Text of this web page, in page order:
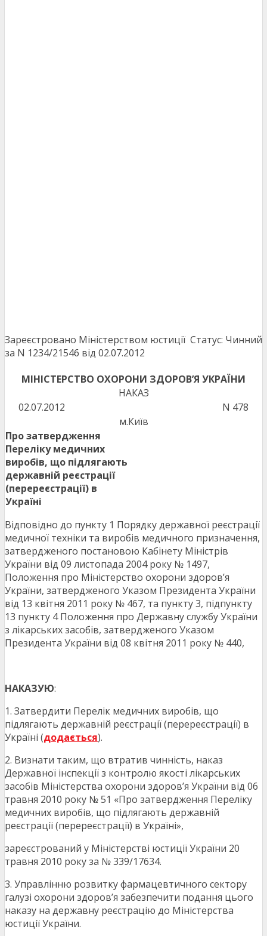
Зареєстровано Міністерством юстиції
за N 1234/21546 від 02.07.2012
Статус: Чинний
МІНІСТЕРСТВО ОХОРОНИ ЗДОРОВ’Я УКРАЇНИ
НАКАЗ
02.07.2012
N 478
м.Київ
Про затвердження
Переліку медичних
виробів, що підлягають
державній реєстрації
(перереєстрації) в
Україні
Відповідно до пункту 1 Порядку державної реєстрації
медичної техніки та виробів медичного призначення,
затвердженого постановою Кабінету Міністрів
України від 09 листопада 2004 року № 1497,
Положення про Міністерство охорони здоров’я
України, затвердженого Указом Президента України
від 13 квітня 2011 року № 467, та пункту 3, підпункту
13 пункту 4 Положення про Державну службу України
з лікарських засобів, затвердженого Указом
Президента України від 08 квітня 2011 року № 440,
НАКАЗУЮ:
1. Затвердити Перелік медичних виробів, що
підлягають державній реєстрації (перереєстрації) в
Україні (додається).
2. Визнати таким, що втратив чинність, наказ
Державної інспекції з контролю якості лікарських
засобів Міністерства охорони здоров’я України від 06
травня 2010 року № 51 «Про затвердження Переліку
медичних виробів, що підлягають державній
реєстрації (перереєстрації) в Україні»,
зареєстрований у Міністерстві юстиції України 20
травня 2010 року за № 339/17634.
3. Управлінню розвитку фармацевтичного сектору
галузі охорони здоров’я забезпечити подання цього
наказу на державну реєстрацію до Міністерства
юстиції України.